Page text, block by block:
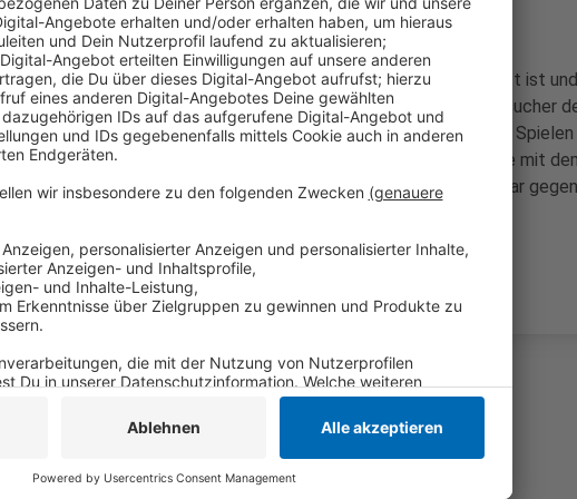
Rein darf aber nur, wer geboostert ist - oder wer zweifach geimpft ist
Corona-Test vorweisen kann. Vor dem Haupteingang erhalten Besucher
Bändchen. Außerdem muss in der Halle vor, während und nach den
getragen werden. Ab Montag (14.02.) starten die Krefeld Pinguine mit
für die anstehenden Heimspiele. Das nächste findet am 23. Februar